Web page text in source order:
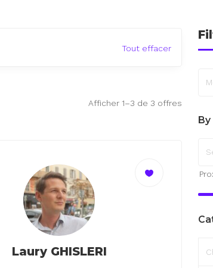
Tout effacer
Afficher 1–3 de 3 offres
Laury GHISLERI